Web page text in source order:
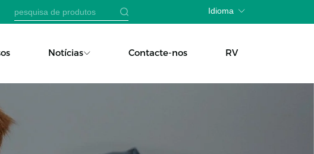
Idioma
Notícias Contacte-nos RV